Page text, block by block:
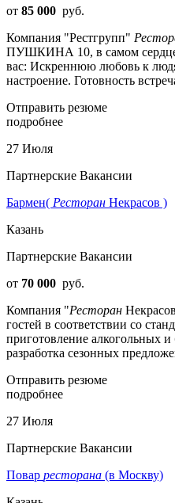
от 85 000 руб.
Компания "Рестгрупп"
ПУШКИНА 10, в самом сердце
вас: Искреннюю любовь к
настроение. Готовность
Отправить резюме
подробнее
27 Июля
Партнерские Вакансии
Бармен( Ресторан Некрасов )
Казань
Партнерские Вакансии
от 70 000 руб.
Компания "Ресторан
гостей в соответствии со
приготовление алкогольных и
разработка сезонных
Отправить резюме
подробнее
27 Июля
Партнерские Вакансии
Повар ресторана (в Москву)